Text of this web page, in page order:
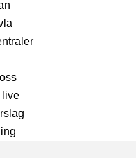
live